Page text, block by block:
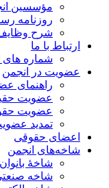
مؤسسین
روزنامه
شرح وظایف
ارتباط با ما
شماره های
عضویت در انجمن
راهنمای
عضویت
عضویت
تمدید عضویت
اعضای حقوقی
شاخه‌های انجمن
شاخۀ بانوان
شاخه صنعتی